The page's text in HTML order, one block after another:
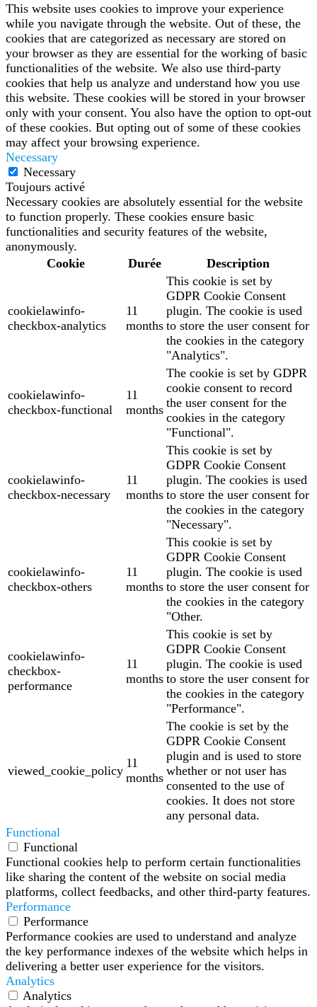
This website uses cookies to improve your experience
while you navigate through the website. Out of these, the
cookies that are categorized as necessary are stored on
your browser as they are essential for the working of basic
functionalities of the website. We also use third-party
cookies that help us analyze and understand how you use
this website. These cookies will be stored in your browser
only with your consent. You also have the option to opt-out
of these cookies. But opting out of some of these cookies
may affect your browsing experience.
Necessary
Necessary
Toujours activé
Necessary cookies are absolutely essential for the website
to function properly. These cookies ensure basic
functionalities and security features of the website,
anonymously.
Cookie
Durée Description
cookielawinfo-
checkbox-analytics
11
months
This cookie is set by
GDPR Cookie Consent
plugin. The cookie is used
to store the user consent for
the cookies in the category
"Analytics".
cookielawinfo-
checkbox-functional
11
months
The cookie is set by GDPR
cookie consent to record
the user consent for the
cookies in the category
"Functional".
cookielawinfo-
checkbox-necessary
11
months
This cookie is set by
GDPR Cookie Consent
plugin. The cookies is used
to store the user consent for
the cookies in the category
"Necessary".
cookielawinfo-
checkbox-others
11
months
This cookie is set by
GDPR Cookie Consent
plugin. The cookie is used
to store the user consent for
the cookies in the category
"Other.
cookielawinfo-
checkbox-
performance
11
months
This cookie is set by
GDPR Cookie Consent
plugin. The cookie is used
to store the user consent for
the cookies in the category
"Performance".
viewed_cookie_policy
11
months
The cookie is set by the
GDPR Cookie Consent
plugin and is used to store
whether or not user has
consented to the use of
cookies. It does not store
any personal data.
Functional
Functional
Functional cookies help to perform certain functionalities
like sharing the content of the website on social media
platforms, collect feedbacks, and other third-party features.
Performance
Performance
Performance cookies are used to understand and analyze
the key performance indexes of the website which helps in
delivering a better user experience for the visitors.
Analytics
Analytics